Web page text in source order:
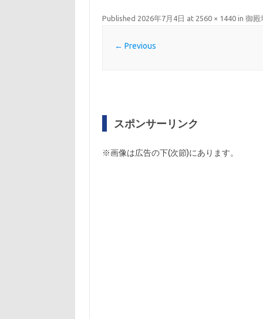
Published 2026年7月4日 at 2560 × 1440in 御殿
← Previous
スポンサーリンク
※画像は広告の下(次節)にあります。